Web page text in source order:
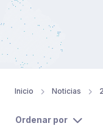
Inicio Noticias